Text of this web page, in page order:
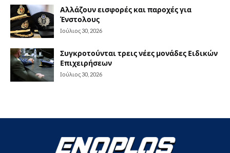
Αλλάζουν εισφορές και παροχές για
Ένστολους
Ιούλιος 30, 2026
Συγκροτούνται τρεις νέες μονάδες Ειδικών
Επιχειρήσεων
Ιούλιος 30, 2026